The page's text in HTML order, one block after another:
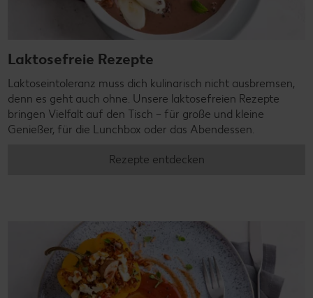
Laktosefreie Rezepte
Laktoseintoleranz muss dich kulinarisch nicht ausbremsen,
denn es geht auch ohne. Unsere laktosefreien Rezepte
bringen Vielfalt auf den Tisch – für große und kleine
Genießer, für die Lunchbox oder das Abendessen.
Rezepte entdecken